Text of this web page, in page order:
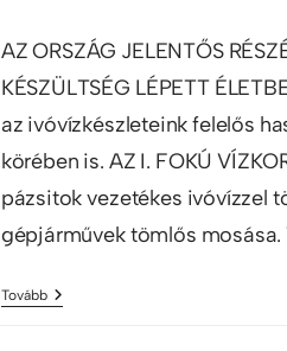
AZ ORSZÁG JELENTŐS
KÉSZÜLTSÉG LÉPETT
az ivóvízkészleteink felelős
körében is. AZ I. FOKÚ
pázsitok vezetékes ivóvízzel
gépjárművek tömlős mosása.
Tovább